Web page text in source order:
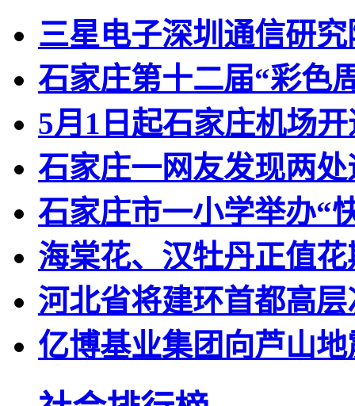
三星电子深圳通信研
石家庄第十二届“彩色
5月1日起石家庄机场
石家庄一网友发现两
石家庄市一小学举办“
海棠花、汉牡丹正值
河北省将建环首都高
亿博基业集团向芦山